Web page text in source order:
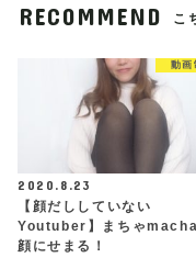
RECOMMEND こ
動画
2020.8.23
【顔だししていない
Youtuber】まちゃ
顔にせまる！